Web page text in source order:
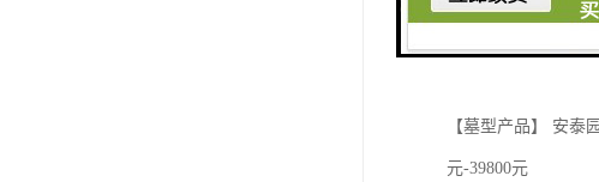
【墓型产品】 安泰
元-39800元